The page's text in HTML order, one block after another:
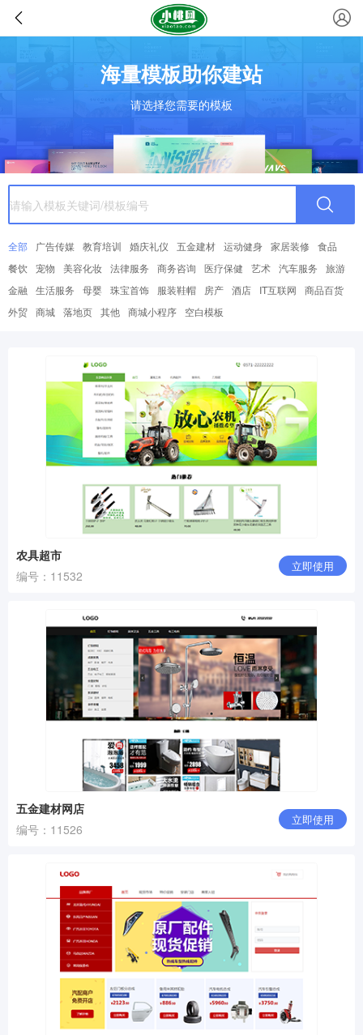
海量模板助你建站
请选择您需要的模板
全部 广告传媒 教育培训 婚庆礼仪 五金建材 运动健身 家居装修
食品
餐饮 宠物 美容化妆 法律服务 商务咨询 医疗保健 艺术 汽车服务
旅游
金融
生活服务 母婴 珠宝首饰 服装鞋帽 房产 酒店 IT互联网
商品百货
外贸 商城 落地页 其他 商城小程序 空白模板
农具超市
编号：11532
立即使用
五金建材网店
编号：11526
立即使用